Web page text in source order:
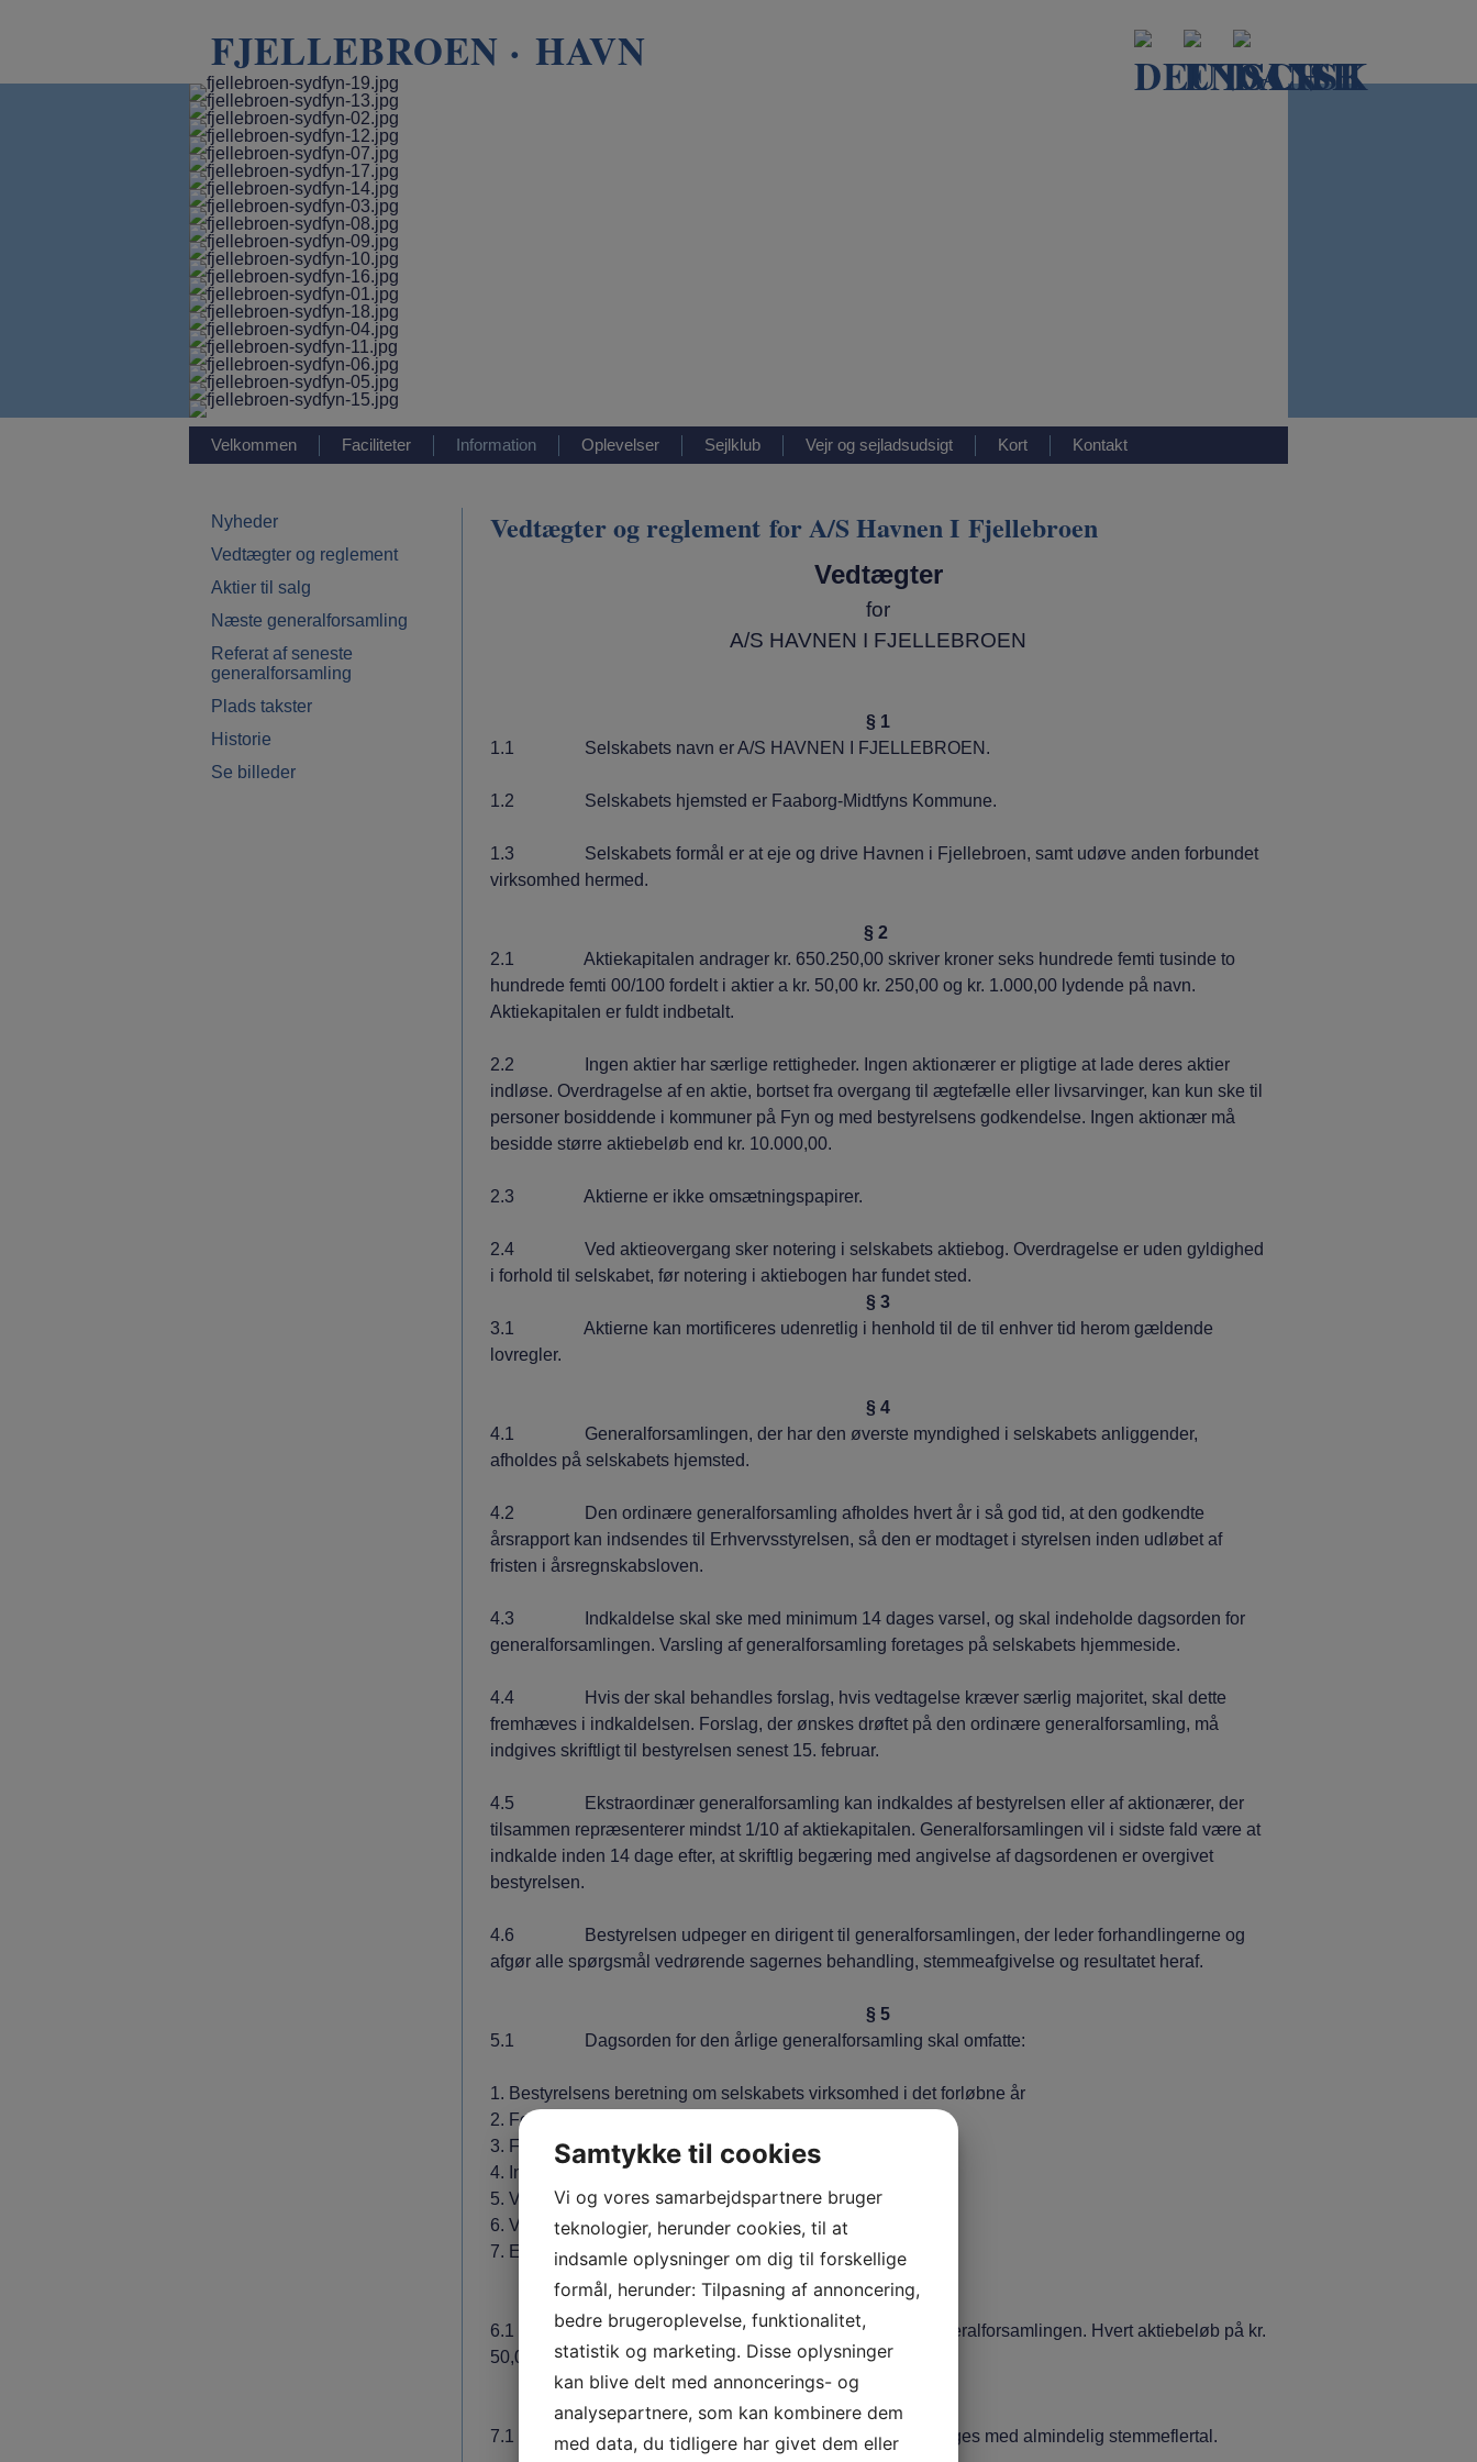
FJELLEBROEN · HAVN
Velkommen Faciliteter Information Oplevelser Sejlklub Vejr og sejladsudsigt Kort Kontakt
Nyheder
Vedtægter og reglement
Aktier til salg
Næste generalforsamling
Referat af seneste
generalforsamling
Plads takster
Historie
Se billeder
Vedtægter og reglement for A/S Havnen I Fjellebroen
Vedtægter
for
A/S HAVNEN I FJELLEBROEN
§ 1
1.1 Selskabets navn er A/S HAVNEN I FJELLEBROEN.
1.2 Selskabets hjemsted er Faaborg-Midtfyns Kommune.
1.3 Selskabets formål er at eje og drive Havnen i Fjellebroen, samt udøve anden forbundet
virksomhed hermed.
§ 2
2.1 Aktiekapitalen andrager kr. 650.250,00 skriver kroner seks hundrede femti tusinde to
hundrede femti 00/100 fordelt i aktier a kr. 50,00 kr. 250,00 og kr. 1.000,00 lydende på navn.
Aktiekapitalen er fuldt indbetalt.
2.2 Ingen aktier har særlige rettigheder. Ingen aktionærer er pligtige at lade deres aktier
indløse. Overdragelse af en aktie, bortset fra overgang til ægtefælle eller livsarvinger, kan kun ske til
personer bosiddende i kommuner på Fyn og med bestyrelsens godkendelse. Ingen aktionær må
besidde større aktiebeløb end kr. 10.000,00.
2.3 Aktierne er ikke omsætningspapirer.
2.4 Ved aktieovergang sker notering i selskabets aktiebog. Overdragelse er uden gyldighed
i forhold til selskabet, før notering i aktiebogen har fundet sted.
§ 3
3.1 Aktierne kan mortificeres udenretlig i henhold til de til enhver tid herom gældende
lovregler.
§ 4
4.1 Generalforsamlingen, der har den øverste myndighed i selskabets anliggender,
afholdes på selskabets hjemsted.
4.2 Den ordinære generalforsamling afholdes hvert år i så god tid, at den godkendte
årsrapport kan indsendes til Erhvervsstyrelsen, så den er modtaget i styrelsen inden udløbet af
fristen i årsregnskabsloven.
4.3 Indkaldelse skal ske med minimum 14 dages varsel, og skal indeholde dagsorden for
generalforsamlingen. Varsling af generalforsamling foretages på selskabets hjemmeside.
4.4 Hvis der skal behandles forslag, hvis vedtagelse kræver særlig majoritet, skal dette
fremhæves i indkaldelsen. Forslag, der ønskes drøftet på den ordinære generalforsamling, må
indgives skriftligt til bestyrelsen senest 15. februar.
4.5 Ekstraordinær generalforsamling kan indkaldes af bestyrelsen eller af aktionærer, der
tilsammen repræsenterer mindst 1/10 af aktiekapitalen. Generalforsamlingen vil i sidste fald være at
indkalde inden 14 dage efter, at skriftlig begæring med angivelse af dagsordenen er overgivet
bestyrelsen.
4.6 Bestyrelsen udpeger en dirigent til generalforsamlingen, der leder forhandlingerne og
afgør alle spørgsmål vedrørende sagernes behandling, stemmeafgivelse og resultatet heraf.
§ 5
5.1 Dagsorden for den årlige generalforsamling skal omfatte:
1. Bestyrelsens beretning om selskabets virksomhed i det forløbne år
2. Forelæggelse af årsregnskab til godkendelse
3. Fordeling af overskud efter bestyrelsens indstilling
4. Indkomne forslag
5. Valg af medlemmer til bestyrelsen
6. Valg af revisor
7. Eventuelt
6.1 Enhver aktionær er berettiget til at deltage i generalforsamlingen. Hvert aktiebeløb på kr.
50,00 giver én stemme.
§ 7
7.1 Alle beslutninger på generalforsamlingen vedtages med almindelig stemmeflertal.
Samtykke til cookies
Vi og vores samarbejdspartnere bruger
teknologier, herunder cookies, til at
indsamle oplysninger om dig til forskellige
formål, herunder: Tilpasning af annoncering,
bedre brugeroplevelse, funktionalitet,
statistik og marketing. Disse oplysninger
kan blive delt med annoncerings- og
analysepartnere, som kan kombinere dem
med data, du tidligere har givet dem eller